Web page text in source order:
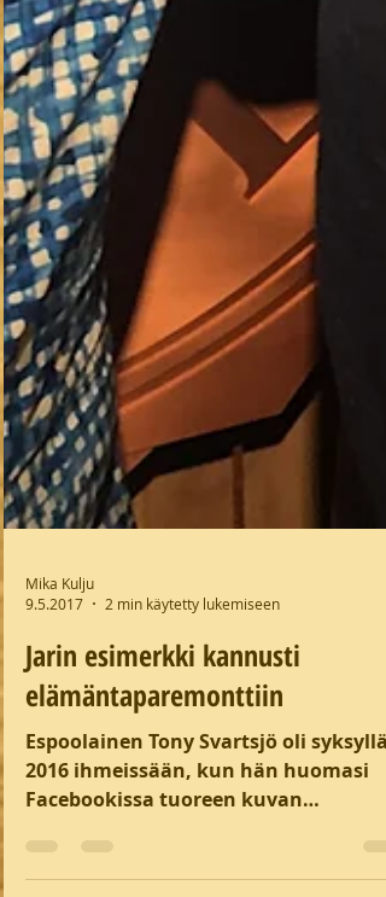
9.5.2017
2 min käytetty lukemiseen
Jarin esimerkki kannusti
elämäntaparemonttiin
Espoolainen Tony Svartsjö oli syksyllä
kaveristaan Jari Laaksosta. Kaveri